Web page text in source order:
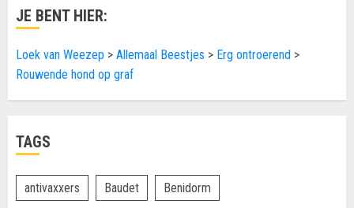
JE BENT HIER:
Loek van Weezep > Allemaal Beestjes > Erg ontroerend >
Rouwende hond op graf
TAGS
antivaxxers Baudet Benidorm